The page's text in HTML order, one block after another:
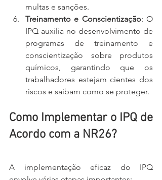
multas e sanções.
Treinamento e Conscientização: O
IPQ auxilia no desenvolvimento de
programas de treinamento e
conscientização sobre produtos
químicos, garantindo que os
trabalhadores estejam cientes dos
riscos e saibam como se proteger.
Como Implementar o IPQ de
Acordo com a NR26?
A implementação eficaz do IPQ